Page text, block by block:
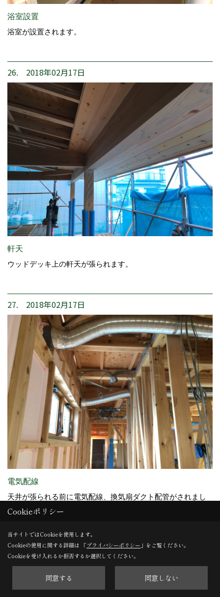
浴室設置
浴室が設置されます。
26. 2018年02月17日
軒天
ウッドデッキ上の軒天が張られます。
27. 2018年02月17日
電気配線
天井が張られる前に電気配線、換気扇ダクト配管がされまし
た。
28. 2018年02月26日
Cookieポリシー
当サイトではCookieを使用します。
Cookieの使用に関する詳細は 「プライバシーポリシー 」をご覧ください。
Cookieを受け入れるか拒否するか選択してください。
同意する 同意しない